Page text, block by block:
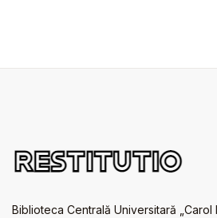
Biblioteca Centrală Universitară „Carol